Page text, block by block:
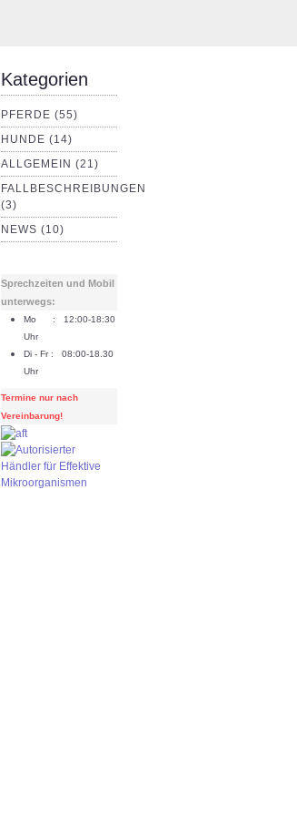
Kategorien
PFERDE (55)
HUNDE (14)
ALLGEMEIN (21)
FALLBESCHREIBUNGEN
(3)
NEWS (10)
Sprechzeiten und Mobil
unterwegs:
Mo : 12:00-18:30
Uhr
Di - Fr : 08:00-18.30
Uhr
Termine nur nach
Vereinbarung!